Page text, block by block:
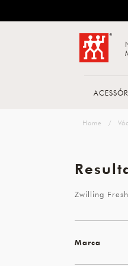
ZWILLING
Marca
Zwilling